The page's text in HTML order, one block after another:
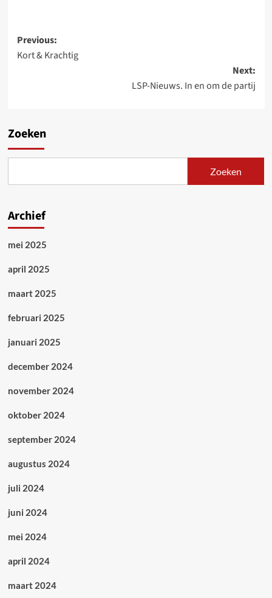
Post
navigation
Previous:
Kort & Krachtig
Next:
LSP-Nieuws. In en om de partij
Zoeken
Zoeken
Archief
mei 2025
april 2025
maart 2025
februari 2025
januari 2025
december 2024
november 2024
oktober 2024
september 2024
augustus 2024
juli 2024
juni 2024
mei 2024
april 2024
maart 2024